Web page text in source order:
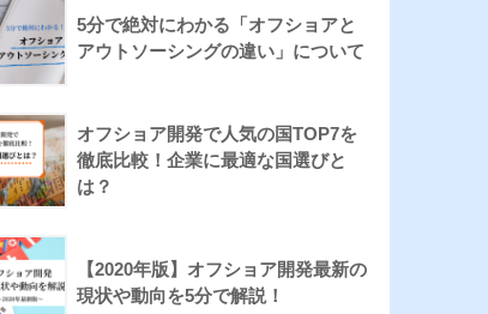
5分で絶対にわかる「オフショアと
アウトソーシングの違い」について
オフショア開発で人気の国TOP7を
徹底比較！企業に最適な国選びと
は？
【2020年版】オフショア開発最新の
現状や動向を5分で解説！